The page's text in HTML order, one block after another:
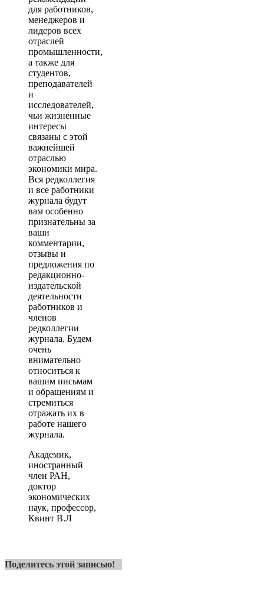
для работников,
менеджеров и
лидеров всех
отраслей
промышленности,
а также для
студентов,
преподавателей
и
исследователей,
чьи жизненные
интересы
связаны с этой
важнейшей
отраслью
экономики мира.
Вся редколлегия
и все работники
журнала будут
вам особенно
признательны за
ваши
комментарии,
отзывы и
предложения по
редакционно-
издательской
деятельности
работников и
членов
редколлегии
журнала. Будем
очень
внимательно
относиться к
вашим письмам
и обращениям и
стремиться
отражать их в
работе нашего
журнала.
Академик,
иностранный
член РАН,
доктор
экономических
наук, профессор,
Квинт В.Л
Поделитесь этой записью!